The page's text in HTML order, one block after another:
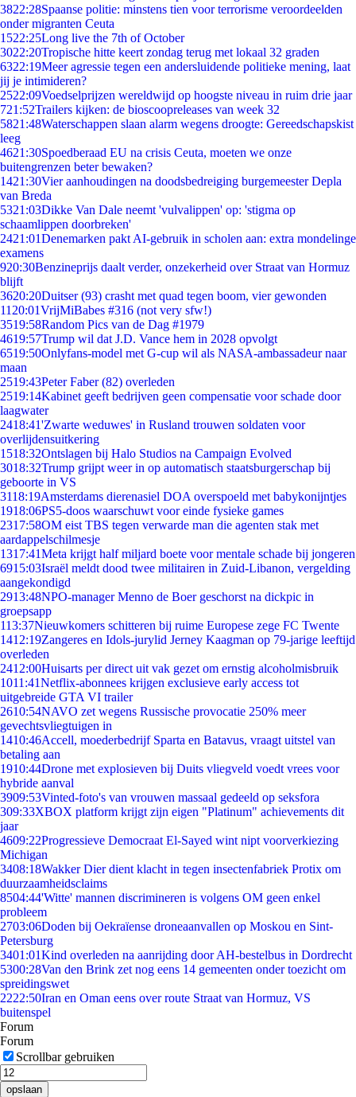
3822:28Spaanse politie: minstens tien voor terrorisme veroordeelden
onder migranten Ceuta
1522:25Long live the 7th of October
3022:20Tropische hitte keert zondag terug met lokaal 32 graden
6322:19Meer agressie tegen een andersluidende politieke mening, laat
jij je intimideren?
2522:09Voedselprijzen wereldwijd op hoogste niveau in ruim drie jaar
721:52Trailers kijken: de bioscoopreleases van week 32
5821:48Waterschappen slaan alarm wegens droogte: Gereedschapskist
leeg
4621:30Spoedberaad EU na crisis Ceuta, moeten we onze
buitengrenzen beter bewaken?
1421:30Vier aanhoudingen na doodsbedreiging burgemeester Depla
van Breda
5321:03Dikke Van Dale neemt 'vulvalippen' op: 'stigma op
schaamlippen doorbreken'
2421:01Denemarken pakt AI-gebruik in scholen aan: extra mondelinge
examens
920:30Benzineprijs daalt verder, onzekerheid over Straat van Hormuz
blijft
3620:20Duitser (93) crasht met quad tegen boom, vier gewonden
11 20:01VrijMiBabes #316 (not very sfw!)
3519:58Random Pics van de Dag #1979
4619:57Trump wil dat J.D. Vance hem in 2028 opvolgt
6519:50Onlyfans-model met G-cup wil als NASA-ambassadeur naar
maan
2519:43Peter Faber (82) overleden
2519:14Kabinet geeft bedrijven geen compensatie voor schade door
laagwater
2418:41'Zwarte weduwes' in Rusland trouwen soldaten voor
overlijdensuitkering
1518:32Ontslagen bij Halo Studios na Campaign Evolved
3018:32Trump grijpt weer in op automatisch staatsburgerschap bij
geboorte in VS
3118:19Amsterdams dierenasiel DOA overspoeld met babykonijntjes
1918:06PS5-doos waarschuwt voor einde fysieke games
2317:58OM eist TBS tegen verwarde man die agenten stak met
aardappelschilmesje
1317:41Meta krijgt half miljard boete voor mentale schade bij jongeren
6915:03Israël meldt dood twee militairen in Zuid-Libanon, vergelding
aangekondigd
2913:48NPO-manager Menno de Boer geschorst na dickpic in
groepsapp
113:37Nieuwkomers schitteren bij ruime Europese zege FC Twente
1412:19Zangeres en Idols-jurylid Jerney Kaagman op 79-jarige leeftijd
overleden
2412:00Huisarts per direct uit vak gezet om ernstig alcoholmisbruik
1011:41Netflix-abonnees krijgen exclusieve early access tot
uitgebreide GTA VI trailer
2610:54NAVO zet wegens Russische provocatie 250% meer
gevechtsvliegtuigen in
1410:46Accell, moederbedrijf Sparta en Batavus, vraagt uitstel van
betaling aan
1910:44Drone met explosieven bij Duits vliegveld voedt vrees voor
hybride aanval
3909:53Vinted-foto's van vrouwen massaal gedeeld op seksfora
309:33XBOX platform krijgt zijn eigen "Platinum" achievements dit
jaar
4609:22Progressieve Democraat El-Sayed wint nipt voorverkiezing
Michigan
3408:18Wakker Dier dient klacht in tegen insectenfabriek Protix om
duurzaamheidsclaims
8504:44'Witte' mannen discrimineren is volgens OM geen enkel
probleem
2703:06Doden bij Oekraïense droneaanvallen op Moskou en Sint-
Petersburg
3401:01Kind overleden na aanrijding door AH-bestelbus in Dordrecht
5300:28Van den Brink zet nog eens 14 gemeenten onder toezicht om
spreidingswet
2222:50Iran en Oman eens over route Straat van Hormuz, VS
buitenspel
Forum
Forum
Scrollbar gebruiken
opslaan